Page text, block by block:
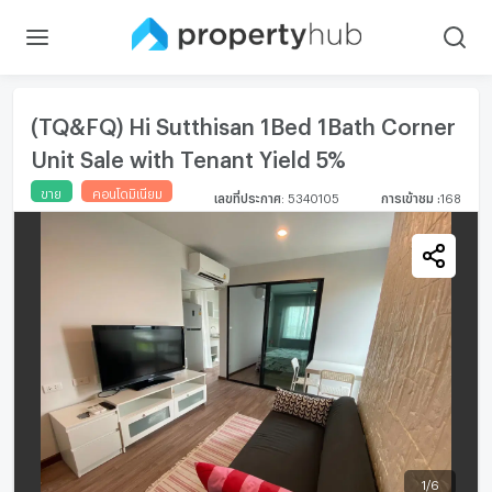
(TQ&FQ) Hi Sutthisan 1Bed 1Bath Corner
Unit Sale with Tenant Yield 5%
ขาย คอนโดมิเนียม เลขที่ประกาศ 5340105 การเข้าชม :168
1 /6